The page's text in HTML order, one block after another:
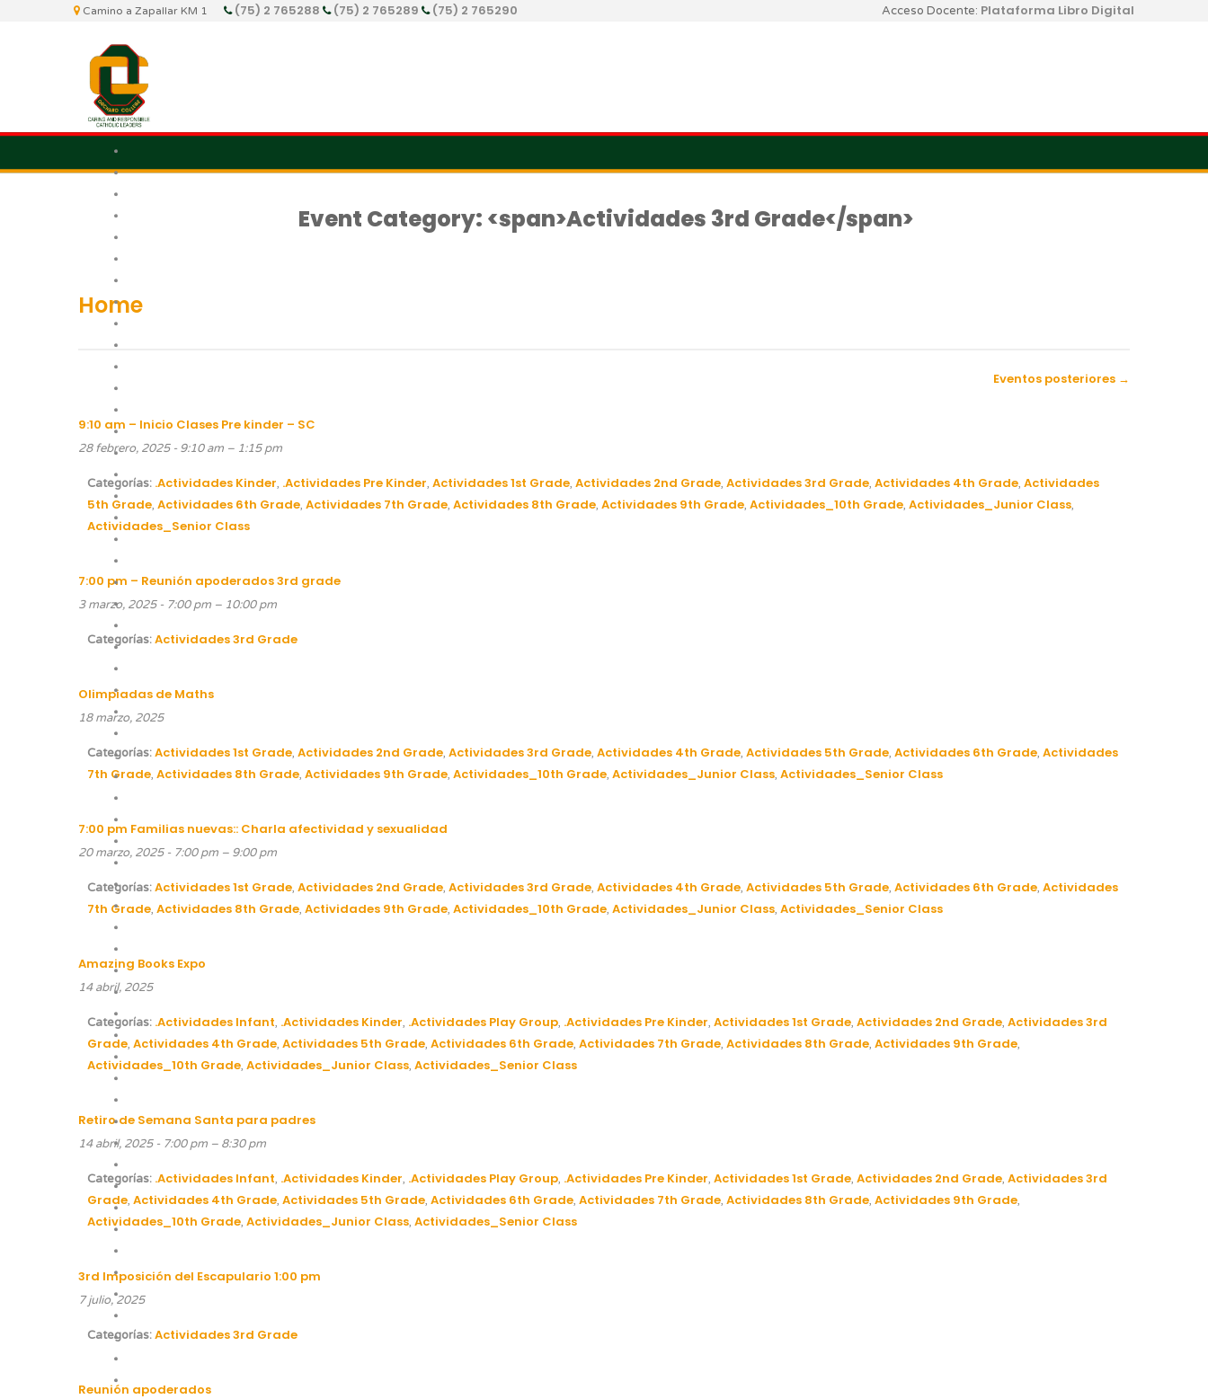
Camino a Zapallar KM 1 (75) 2 765288 (75) 2 765289 (75) 2 765290 Acceso Docente: Plataforma Libro Digital
Event Category: <span>Actividades 3rd Grade</span>
Home
Eventos posteriores →
9:10 am – Inicio Clases Pre kinder – SC
28 febrero, 2025 - 9:10 am – 1:15 pm
Categorías: .Actividades Kinder, .Actividades Pre Kinder, Actividades 1st Grade, Actividades 2nd Grade, Actividades 3rd Grade, Actividades 4th Grade, Actividades
5th Grade, Actividades 6th Grade, Actividades 7th Grade, Actividades 8th Grade, Actividades 9th Grade, Actividades_10th Grade, Actividades_Junior Class,
Actividades_Senior Class
7:00 pm – Reunión apoderados 3rd grade
3 marzo, 2025 - 7:00 pm – 10:00 pm
Categorías:Actividades 3rd Grade
Olimpiadas de Maths
18 marzo, 2025
Categorías:Actividades 1st Grade, Actividades 2nd Grade, Actividades 3rd Grade, Actividades 4th Grade, Actividades 5th Grade, Actividades 6th Grade, Actividades
7th Grade, Actividades 8th Grade, Actividades 9th Grade, Actividades_10th Grade, Actividades_Junior Class, Actividades_Senior Class
7:00 pm Familias nuevas:: Charla afectividad y sexualidad
20 marzo, 2025 - 7:00 pm – 9:00 pm
Categorías:Actividades 1st Grade, Actividades 2nd Grade, Actividades 3rd Grade, Actividades 4th Grade, Actividades 5th Grade, Actividades 6th Grade, Actividades
7th Grade, Actividades 8th Grade, Actividades 9th Grade, Actividades_10th Grade, Actividades_Junior Class, Actividades_Senior Class
Amazing Books Expo
14 abril, 2025
Categorías: .Actividades Infant, .Actividades Kinder, .Actividades Play Group, .Actividades Pre Kinder, Actividades 1st Grade, Actividades 2nd Grade, Actividades 3rd
Grade, Actividades 4th Grade, Actividades 5th Grade, Actividades 6th Grade, Actividades 7th Grade, Actividades 8th Grade, Actividades 9th Grade,
Actividades_10th Grade, Actividades_Junior Class, Actividades_Senior Class
Retiro de Semana Santa para padres
14 abril, 2025 - 7:00 pm – 8:30 pm
Categorías: .Actividades Infant, .Actividades Kinder, .Actividades Play Group, .Actividades Pre Kinder, Actividades 1st Grade, Actividades 2nd Grade, Actividades 3rd
Grade, Actividades 4th Grade, Actividades 5th Grade, Actividades 6th Grade, Actividades 7th Grade, Actividades 8th Grade, Actividades 9th Grade,
Actividades_10th Grade, Actividades_Junior Class, Actividades_Senior Class
3rd Imposición del Escapulario 1:00 pm
7 julio, 2025
Categorías:Actividades 3rd Grade
Reunión apoderados